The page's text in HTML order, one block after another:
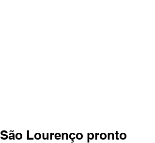
São Lourenço pronto